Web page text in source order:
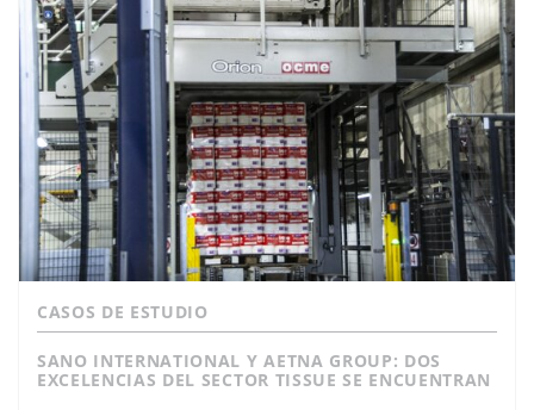
CASOS DE ESTUDIO
SANO INTERNATIONAL Y AETNA GROUP: DOS
EXCELENCIAS DEL SECTOR TISSUE SE ENCUENTRAN